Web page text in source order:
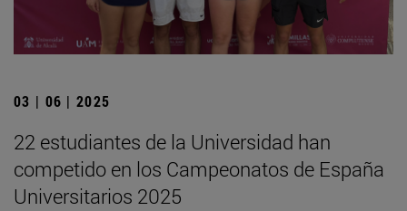
03 | 06 | 2025
22 estudiantes de la Universidad han
competido en los Campeonatos de España
Universitarios 2025